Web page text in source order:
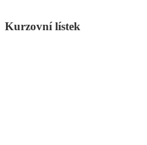
Kurzovní lístek